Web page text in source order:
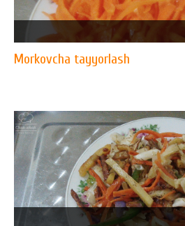
Morkovcha tayyorlash